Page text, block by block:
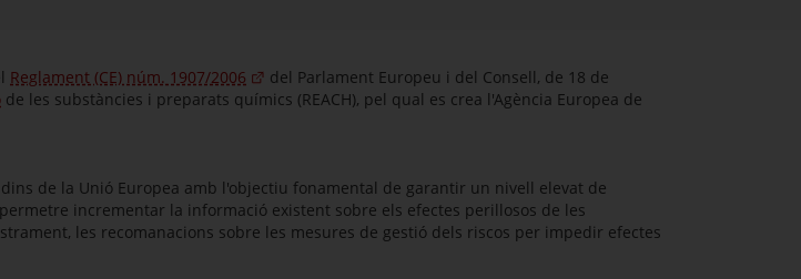
Reglament (CE) núm. 1907/2006
del Parlament Europeu i del Consell, de 18 de
de les substàncies i preparats químics (REACH), pel qual es crea l'Agència Europea de
de la Unió Europea amb l'objectiu fonamental de garantir un nivell elevat de
incrementar la informació existent sobre els efectes perillosos de les
les recomanacions sobre les mesures de gestió dels riscos per impedir efectes